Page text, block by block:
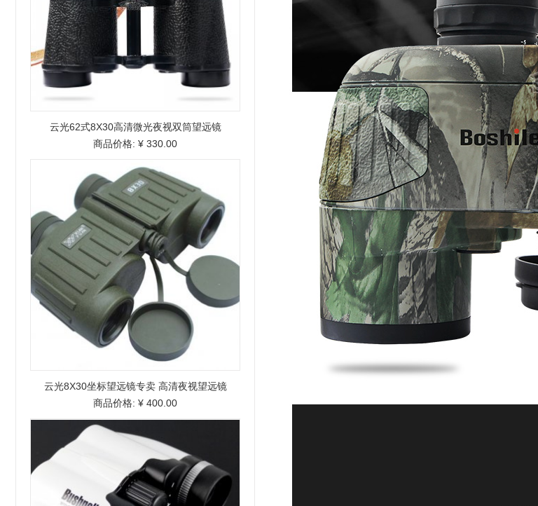
云光62式8X30高清微光夜视双筒望远镜
商品价格: ¥ 330.00
云光8X30坐标望远镜专卖 高清夜视望远镜
商品价格: ¥ 400.00